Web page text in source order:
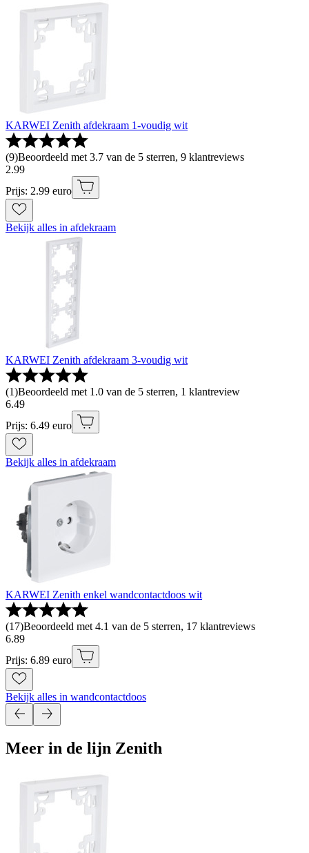
KARWEI Zenith afdekraam 1-voudig wit
(9)Beoordeeld met 3.7 van de 5 sterren, 9 klantreviews
2.99
Prijs: 2.99 euro
Bekijk alles in afdekraam
KARWEI Zenith afdekraam 3-voudig wit
(1)Beoordeeld met 1.0 van de 5 sterren, 1 klantreview
6.49
Prijs: 6.49 euro
Bekijk alles in afdekraam
KARWEI Zenith enkel wandcontactdoos wit
(17)Beoordeeld met 4.1 van de 5 sterren, 17 klantreviews
6.89
Prijs: 6.89 euro
Bekijk alles in wandcontactdoos
Meer in de lijn Zenith